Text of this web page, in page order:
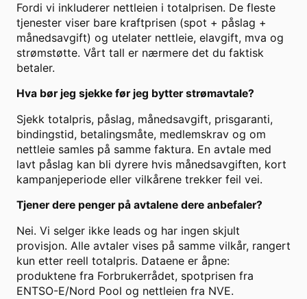
Fordi vi inkluderer nettleien i totalprisen. De fleste
tjenester viser bare kraftprisen (spot + påslag +
månedsavgift) og utelater nettleie, elavgift, mva og
strømstøtte. Vårt tall er nærmere det du faktisk
betaler.
Hva bør jeg sjekke før jeg bytter strømavtale?
Sjekk totalpris, påslag, månedsavgift, prisgaranti,
bindingstid, betalingsmåte, medlemskrav og om
nettleie samles på samme faktura. En avtale med
lavt påslag kan bli dyrere hvis månedsavgiften, kort
kampanjeperiode eller vilkårene trekker feil vei.
Tjener dere penger på avtalene dere anbefaler?
Nei. Vi selger ikke leads og har ingen skjult
provisjon. Alle avtaler vises på samme vilkår, rangert
kun etter reell totalpris. Dataene er åpne:
produktene fra Forbrukerrådet, spotprisen fra
ENTSO-E/Nord Pool og nettleien fra NVE.